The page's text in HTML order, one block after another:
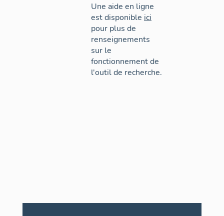
Une aide en ligne
est disponible ici
pour plus de
renseignements
sur le
fonctionnement de
l'outil de recherche.